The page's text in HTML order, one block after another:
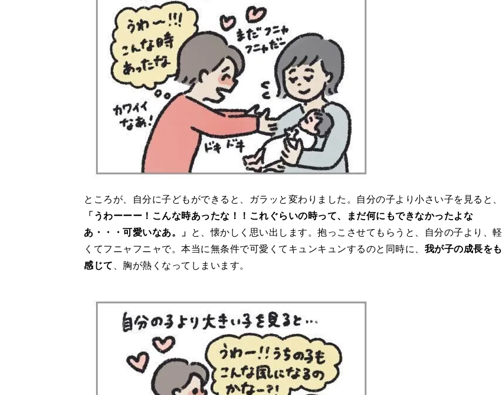
ところが、自分に子どもができると、ガラッと変わりました。自分の子より小さい子を見ると、
「うわーーー！こんな時あったな！！これぐらいの時って、まだ何にもできなかったよな
あ・・・可愛いなあ。」 と、懐かしく思い出します。抱っこさせてもらうと、自分の子より、軽
くてフニャフニャで。本当に無条件で可愛くてキュンキュンするのと同時に、 我が子の成長をも
感じて、胸が熱くなってしまいます。